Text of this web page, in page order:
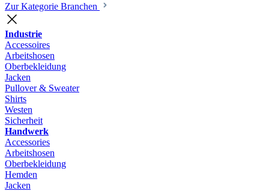
Zur Kategorie Branchen
Industrie
Accessoires
Arbeitshosen
Oberbekleidung
Jacken
Pullover & Sweater
Shirts
Westen
Sicherheit
Handwerk
Accessories
Arbeitshosen
Oberbekleidung
Hemden
Jacken